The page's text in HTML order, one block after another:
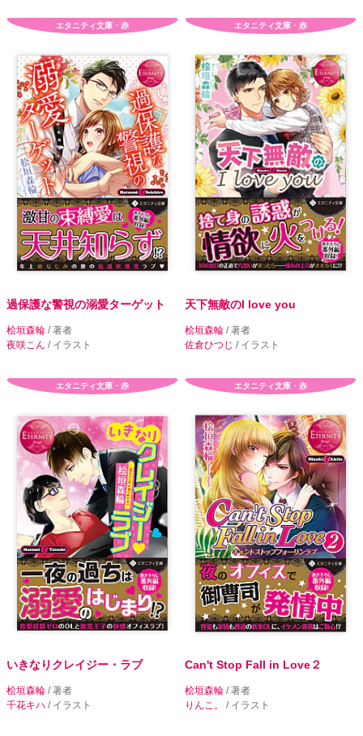
エタニティ文庫・赤
過保護な警視の溺愛ターゲット
桧垣森輪 / 著者
夜咲こん / イラスト
エタニティ文庫・赤
天下無敵のI love you
桧垣森輪 / 著者
佐倉ひつじ / イラスト
エタニティ文庫・赤
いきなりクレイジー・ラブ
桧垣森輪 / 著者
千花キハ / イラスト
エタニティ文庫・赤
Can't Stop Fall in Love２
桧垣森輪 / 著者
りんこ。 / イラスト